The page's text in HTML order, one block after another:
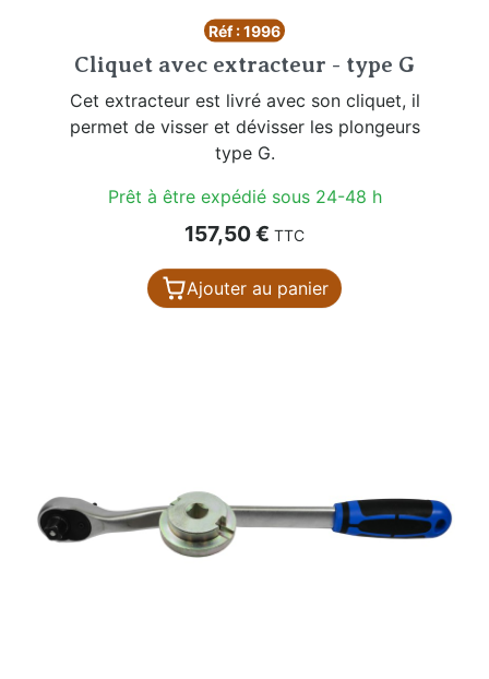
Réf : 1996
Cliquet avec extracteur - type G
Cet extracteur est livré avec son cliquet, il
permet de visser et dévisser les plongeurs
type G.
Prêt à être expédié sous 24-48 h
Prix
157,50 € TTC
Ajouter au panier